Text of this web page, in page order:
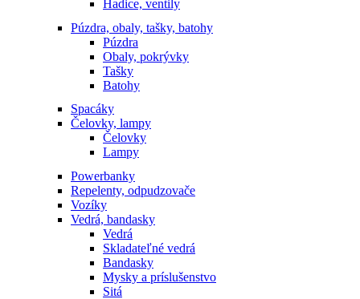
Hadice, ventily
Púzdra, obaly, tašky, batohy
Púzdra
Obaly, pokrývky
Tašky
Batohy
Spacáky
Čelovky, lampy
Čelovky
Lampy
Powerbanky
Repelenty, odpudzovače
Vozíky
Vedrá, bandasky
Vedrá
Skladateľné vedrá
Bandasky
Mysky a príslušenstvo
Sitá